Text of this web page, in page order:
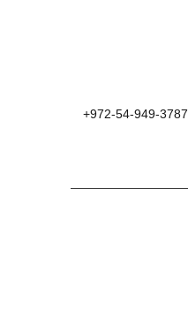
+972-54-949-3787